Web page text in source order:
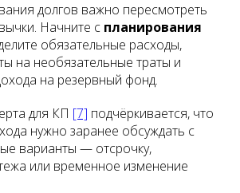
долгов важно пересмотреть
Начните с планирования
обязательные расходы,
на необязательные траты и
на резервный фонд.
для КП [7] подчёркивается, что
нужно заранее обсуждать с
варианты — отсрочку,
или временное изменение